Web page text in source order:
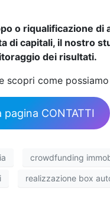
o riqualificazione di
di capitali, il nostro
dei risultati.
scopri come
pagina CONTATTI
crowdfunding
realizzazione box